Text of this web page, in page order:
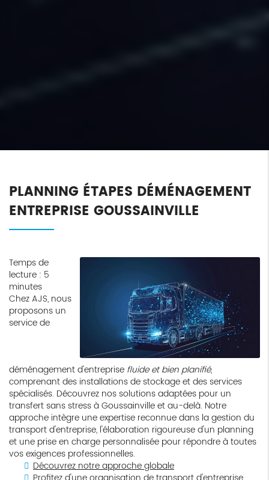
PLANNING ÉTAPES DÉMÉNAGEMENT
ENTREPRISE GOUSSAINVILLE
Temps de
lecture : 5
minutes
Chez AJS, nous
proposons un
service de
déménagement d'entreprise fluide et bien planifié,
comprenant des installations de stockage et des services
spécialisés. Découvrez nos solutions adaptées pour un
transfert sans stress à Goussainville et au-delà. Notre
approche intègre une expertise reconnue dans la gestion du
transport d'entreprise, l'élaboration rigoureuse d'un planning
et une prise en charge personnalisée pour répondre à toutes
vos exigences professionnelles.
Découvrez notre approche globale